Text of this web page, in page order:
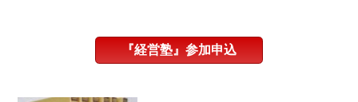
『経営塾』参加申込